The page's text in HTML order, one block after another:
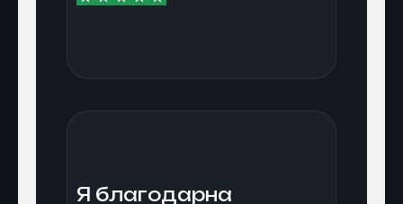
Я благодарна